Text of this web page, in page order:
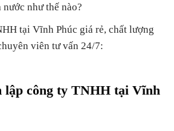
như thế nào?
tại Vĩnh Phúc giá rẻ, chất lượng
viên tư vấn 24/7:
lập công ty TNHH tại Vĩnh